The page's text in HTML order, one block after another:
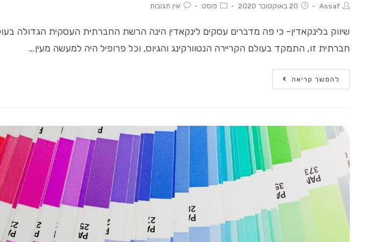
Post
Assaf
Post20 באוקטובר 2020
Postפוסט
Postאין תגובות
שיווק בלינקאדין- כי פה מדברים עסקים לינקאדין הינה הרשת החברתית העסקית הגדולה
חברתית זו, התמקד בעולם הקריירה הנטוורקינג והגיוס, וכל פרופיל היה למעשה מעין…
להמשך קריאה
להיות
ברגע
הנכון
ובמקום